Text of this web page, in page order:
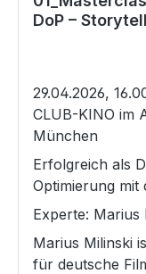
DoP –
29.04.2026,
CLUB-KINO im
München
Erfolgreich als
Optimierung mit
Experte: Marius
Marius Milinski
für deutsche